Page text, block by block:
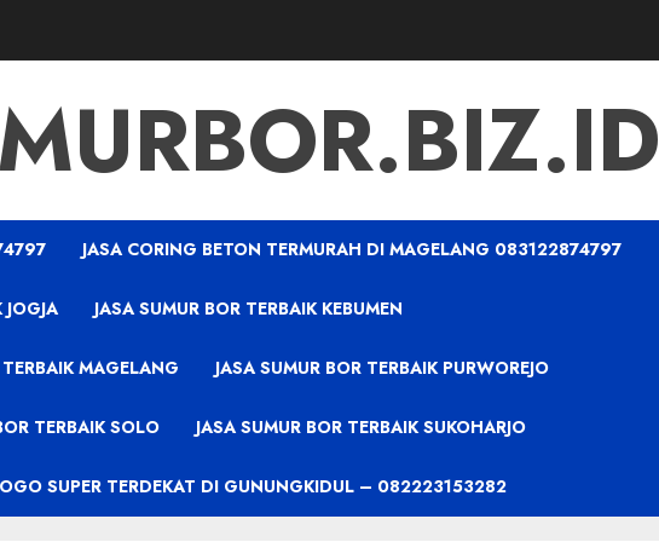
JASA CORING BETON TERMURAH DI MAGELANG 083122874797
JOGJA JASA SUMUR BOR TERBAIK KEBUMEN
MAGELANG JASA SUMUR BOR TERBAIK PURWOREJO
TERBAIK SOLO JASA SUMUR BOR TERBAIK SUKOHARJO
SUPER TERDEKAT DI GUNUNGKIDUL – 082223153282